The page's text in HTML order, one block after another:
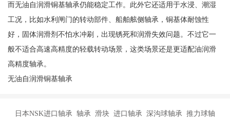
而无油自润滑铜基轴承仍能稳定工作。此外它还适用于水浸、潮湿
工况，比如水利闸门的转动部件、船舶舷侧轴承，铜基体耐蚀性
好，固体润滑剂不怕水冲刷，出现锈死和润滑失效问题。不过它一
般不适合高速高精度的轻载转动场景，这类场景还是更适配油润滑
高精度轴承。
无油自润滑铜基轴承
日本NSK进口轴承 轴承 滑块 进口轴承 深沟球轴承 推力球轴